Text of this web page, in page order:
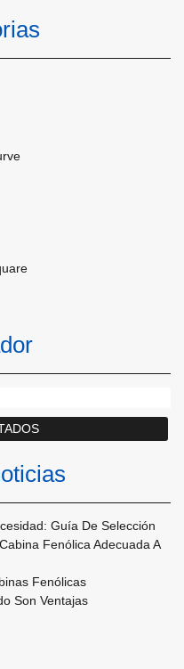
Guía De Selección
Fenólica Adecuada A
Fenólicas
Son Ventajas